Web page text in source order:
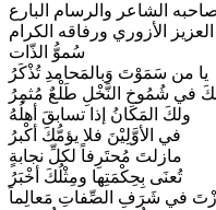
الشاعر والرسام البارع
العزيز الأزوري ورفاقه الكرام
سُموُّ الذّات
يا من سَمَوْتَ وَبالمَحامدِ تُذْكَرُ
في شُمُوخِ النَّخْلِ طَلْعٌ مُثمِرُ
ولكَ المَكانُ إذا تسابقَ أهلُهُ
في الأوَّلِيْنَ فلا يؤمُّكَ أكْبرُ
مازلتَ مُحتَرِفاً لكلِّ نجابةٍ
تُعنَى بِحِكْمَتِها ومِثْلُكَ أخْبَرُ
في شَرَفِ الصِّفاتِ مَعالِماً